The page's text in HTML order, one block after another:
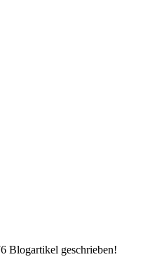
Blogartikel geschrieben!